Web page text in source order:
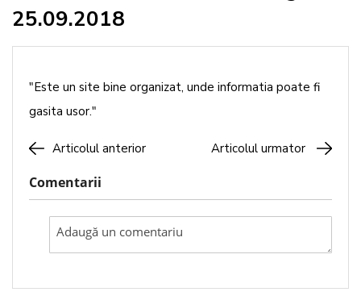
25.09.2018
"Este un site bine organizat, unde informatia poate fi
gasita usor."
Articolul anterior Articolul urmator
Comentarii